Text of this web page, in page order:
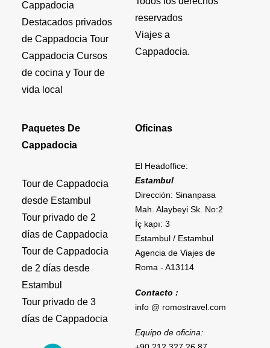
Cappadocia
Destacados privados
de Cappadocia Tour
Cappadocia Cursos
de cocina y Tour de
vida local
reservados
Viajes a
Cappadocia.
Paquetes De
Cappadocia
Tour de Cappadocia
desde Estambul
Tour privado de 2
días de Cappadocia
Tour de Cappadocia
de 2 días desde
Estambul
Tour privado de 3
días de Cappadocia
Oficinas
El Headoffice:
Estambul
Dirección: Sinanpasa
Mah. Alaybeyi Sk. No:2
İç kapı: 3
Estambul / Estambul
Agencia de Viajes de
Roma - A13114
Contacto :
info @ romostravel.com
Equipo de oficina: